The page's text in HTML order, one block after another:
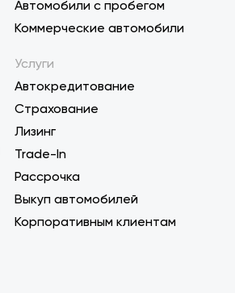
Автомобили с пробегом
Коммерческие автомобили
Услуги
Автокредитование
Страхование
Лизинг
Trade-In
Рассрочка
Выкуп автомобилей
Корпоративным клиентам